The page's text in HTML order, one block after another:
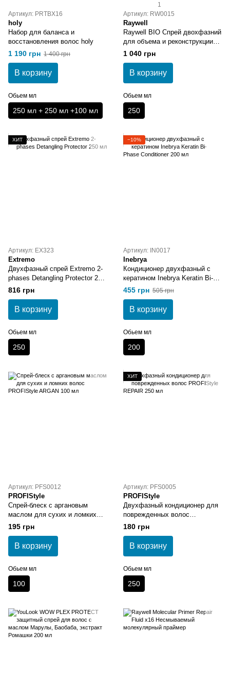
Артикул: PRTBX16
holy
Набор для баланса и
восстановления волос holy
1 190 грн 1 400 грн
В корзину
Обьем мл
250 мл + 250 мл +100 мл
1
Артикул: RW0015
Raywell
Raywell BIO Спрей двохфазний
для объема и реконструкции
250 мл
1 040 грн
В корзину
Обьем мл
250
ХИТ
Артикул: EX323
Extremo
Двухфазный спрей Extremo 2-
phases Detangling Protector 250
мл
816 грн
В корзину
Обьем мл
250
−10%
Артикул: IN0017
Inebrya
Кондиционер двухфазный с
кератином Inebrya Keratin Bi-
Phase Conditioner 200 мл
455 грн 505 грн
В корзину
Обьем мл
200
Артикул: PFS0012
PROFIStyle
Спрей-блеск с аргановым
маслом для сухих и ломких
волос PROFIStyle ARGAN 100
195 грн
В корзину
Обьем мл
100
ХИТ
Артикул: PFS0005
PROFIStyle
Двухфазный кондиционер для
поврежденных волос
PROFIStyle REPAIR 250 мл
180 грн
В корзину
Обьем мл
250